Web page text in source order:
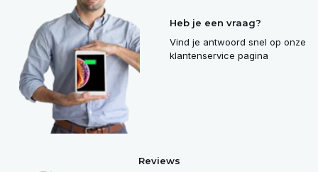
Heb je een vraag?
Vind je antwoord snel op onze
klantenservice pagina
Reviews